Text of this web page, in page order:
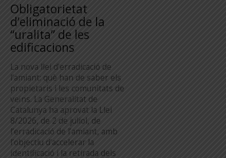
Obligatorietat
d’eliminació de la
“uralita” de les
edificacions
La nova llei d’erradicació de
l’amiant: què han de saber els
propietaris i les comunitats de
veïns. La Generalitat de
Catalunya ha aprovat la Llei
8/2026, de 2 de juliol, de
l’erradicació de l’amiant, amb
l’objectiu d’accelerar la
identificació i la retirada dels